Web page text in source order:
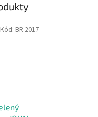
Kód: BR 2017